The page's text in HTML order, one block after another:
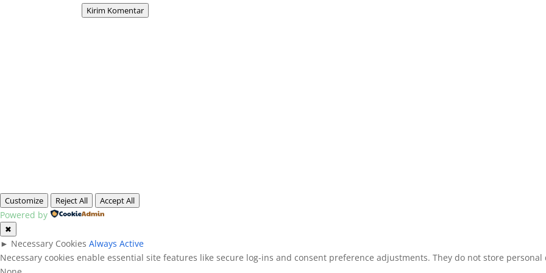
Kirim Komentar
Customize Reject All Accept All
Powered by
✖
► Necessary Cookies Always Active
Necessary cookies enable essential site features like secure log-ins and consent preference adjustments. They do not store personal